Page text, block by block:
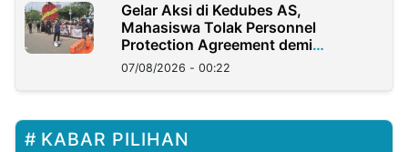
Gelar Aksi di Kedubes AS,
Mahasiswa Tolak Personnel
Protection Agreement demi
Kedaulatan Negara
07/08/2026 - 00:22
KABAR PILIHAN